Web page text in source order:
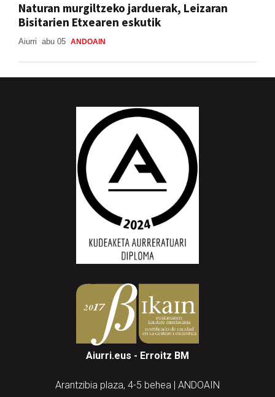
Naturan murgiltzeko jarduerak, Leizaran
Bisitarien Etxearen eskutik
Aiurri abu 05 ANDOAIN
Aiurri.eus - Erroitz BM
Arantzibia plaza, 4-5 behea | ANDOAIN